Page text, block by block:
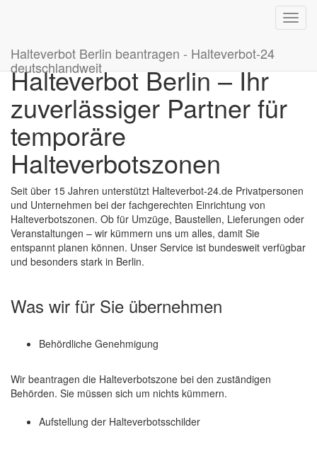
Halteverbot Berlin beantragen - Halteverbot-24
deutschlandweit
Halteverbot Berlin – Ihr
zuverlässiger Partner für
temporäre
Halteverbotszonen
Seit über 15 Jahren unterstützt Halteverbot-24.de Privatpersonen
und Unternehmen bei der fachgerechten Einrichtung von
Halteverbotszonen. Ob für Umzüge, Baustellen, Lieferungen oder
Veranstaltungen – wir kümmern uns um alles, damit Sie
entspannt planen können. Unser Service ist bundesweit verfügbar
und besonders stark in Berlin.
Was wir für Sie übernehmen
Behördliche Genehmigung
Wir beantragen die Halteverbotszone bei den zuständigen
Behörden. Sie müssen sich um nichts kümmern.
Aufstellung der Halteverbotsschilder